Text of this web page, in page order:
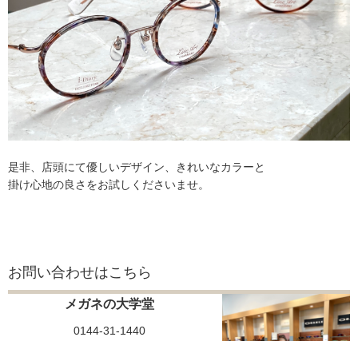
是非、店頭にて優しいデザイン、きれいなカラーと
掛け心地の良さをお試しくださいませ。
お問い合わせはこちら
メガネの大学堂
0144-31-1440